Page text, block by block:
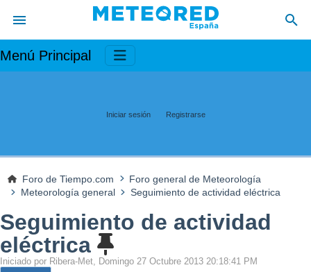
Menú Principal
Iniciar sesión Registrarse
Foro de Tiempo.com
Foro general de Meteorología
Meteorología general
Seguimiento de actividad eléctrica
Seguimiento de actividad
eléctrica
Iniciado por Ribera-Met, Domingo 27 Octubre 2013 20:18:41 PM